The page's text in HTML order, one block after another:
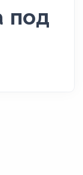
под